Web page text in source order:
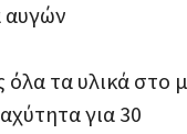
αυγών
όλα τα υλικά στο
για 30